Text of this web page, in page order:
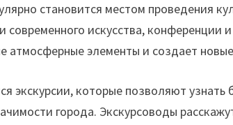
становится местом проведения
современного искусства,
атмосферные элементы и создает
экскурсии, которые позволяют
города. Экскурсоводы